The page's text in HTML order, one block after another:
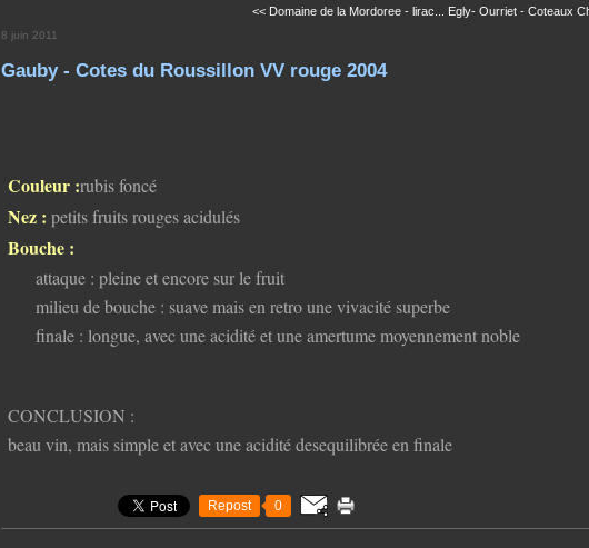
<< Domaine de la Mordoree - lirac... Egly- Ourriet - Coteaux
8 juin 2011
Gauby - Cotes du Roussillon VV rouge 2004
Couleur :rubis foncé
Nez : petits fruits rouges acidulés
Bouche :
attaque : pleine et encore sur le fruit
milieu de bouche : suave mais en retro une vivacité superbe
finale : longue, avec une acidité et une amertume moyennement noble
CONCLUSION :
beau vin, mais simple et avec une acidité desequilibrée en finale
Repost 0